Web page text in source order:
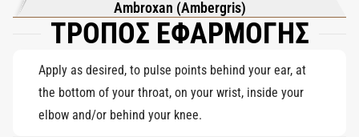
Ambroxan (Ambergris)
ΤΡΟΠΟΣ ΕΦΑΡΜΟΓΗΣ
Apply as desired, to pulse points behind your ear, at
the bottom of your throat, on your wrist, inside your
elbow and/or behind your knee.